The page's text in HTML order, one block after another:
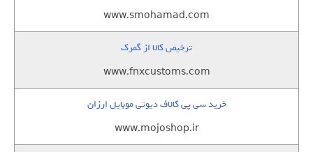
www.smohamad.com
ترخیص کالا از گمرک
www.fnxcustoms.com
خرید سی پی کالاف دیوتی موبایل ارزان
www.mojoshop.ir